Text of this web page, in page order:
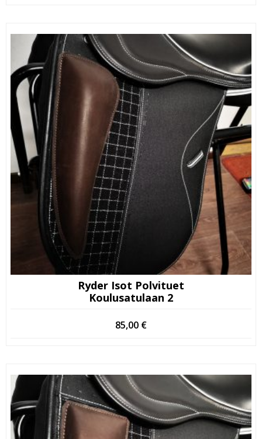
Ryder Isot Polvituet
Koulusatulaan 2
85,00 €